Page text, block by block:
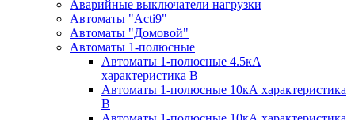
Аварийные выключатели нагрузки
Автоматы "Acti9"
Автоматы "Домовой"
Автоматы 1-полюсные
Автоматы 1-полюсные 4.5кА
характеристика В
Автоматы 1-полюсные 10кА характеристика
B